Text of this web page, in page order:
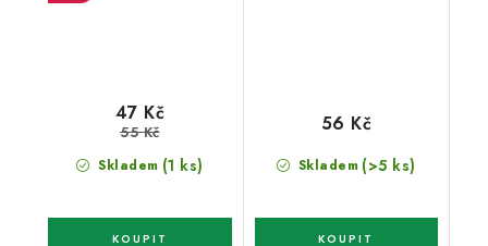
Skladem (1 ks)
47 Kč
55 Kč
Skladem (>5 ks)
56 Kč